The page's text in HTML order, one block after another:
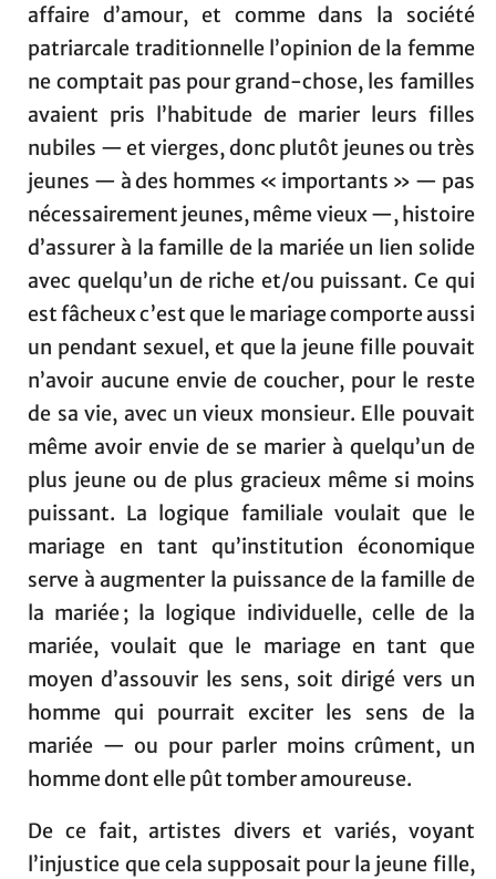
affaire d’amour, et comme dans la société
patriarcale traditionnelle l’opinion de la femme
ne comptait pas pour grand-chose, les familles
avaient pris l’habitude de marier leurs filles
nubiles — et vierges, donc plutôt jeunes ou très
jeunes — à des hommes « importants » — pas
nécessairement jeunes, même vieux —, histoire
d’assurer à la famille de la mariée un lien solide
avec quelqu’un de riche et/ou puissant. Ce qui
est fâcheux c’est que le mariage comporte aussi
un pendant sexuel, et que la jeune fille pouvait
n’avoir aucune envie de coucher, pour le reste
de sa vie, avec un vieux monsieur. Elle pouvait
même avoir envie de se marier à quelqu’un de
plus jeune ou de plus gracieux même si moins
puissant. La logique familiale voulait que le
mariage en tant qu’institution économique
serve à augmenter la puissance de la famille de
la mariée ; la logique individuelle, celle de la
mariée, voulait que le mariage en tant que
moyen d’assouvir les sens, soit dirigé vers un
homme qui pourrait exciter les sens de la
mariée — ou pour parler moins crûment, un
homme dont elle pût tomber amoureuse.
De ce fait, artistes divers et variés, voyant
l’injustice que cela supposait pour la jeune fille,